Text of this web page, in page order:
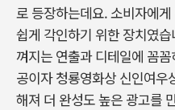
로 등장하는데요. 소비자에
쉽게 각인하기 위한 장치였
껴지는 연출과 디테일에 꼼
공이자 청룡영화상 신인여우
해져 더 완성도 높은 광고를